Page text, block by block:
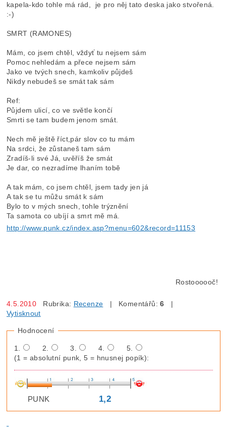
kapela-kdo tohle má rád, je pro něj tato deska jako stvořená.
:-)
SMRT (RAMONES)
Mám, co jsem chtěl, vždyť tu nejsem sám
Pomoc nehledám a přece nejsem sám
Jako ve tvých snech, kamkoliv půjdeš
Nikdy nebudeš se smát tak sám
Ref:
Půjdem ulicí, co ve světle končí
Smrti se tam budem jenom smát.
Nech mě ještě říct,pár slov co tu mám
Na srdci, že zůstaneš tam sám
Zradíš-li své Já, uvěříš že smát
Je dar, co nezradíme lhaním tobě
A tak mám, co jsem chtěl, jsem tady jen já
A tak se tu můžu smát k sám
Bylo to v mých snech, tohle trýznění
Ta samota co ubíjí a smrt mě má.
http://www.punk.cz/index.asp?menu=602&record=11153
Rostoooooč!
4.5.2010 Rubrika: Recenze | Komentářů:6 |
Vytisknout
Hodnocení
1. 2. 3. 4.
5.
(1 = absolutní punk, 5 = hnusnej popík):
PUNK 1,2